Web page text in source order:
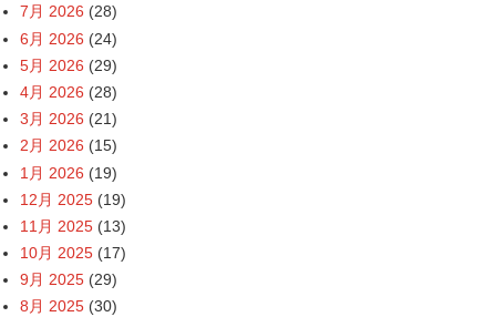
7月 2026 (28)
6月 2026 (24)
5月 2026 (29)
4月 2026 (28)
3月 2026 (21)
2月 2026 (15)
1月 2026 (19)
12月 2025 (19)
11月 2025 (13)
10月 2025 (17)
9月 2025 (29)
8月 2025 (30)